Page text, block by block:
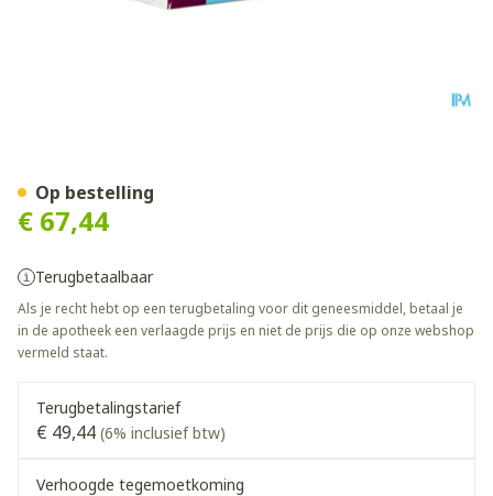
€ 67,44
Terugbetaalbaar
Als je recht hebt op een terugbetaling voor dit geneesmiddel, betaal je
in de apotheek een verlaagde prijs en niet de prijs die op onze webshop
vermeld staat.
Terugbetalingstarief
€ 49,44 (6% inclusief btw)
Verhoogde tegemoetkoming
Op bestelling